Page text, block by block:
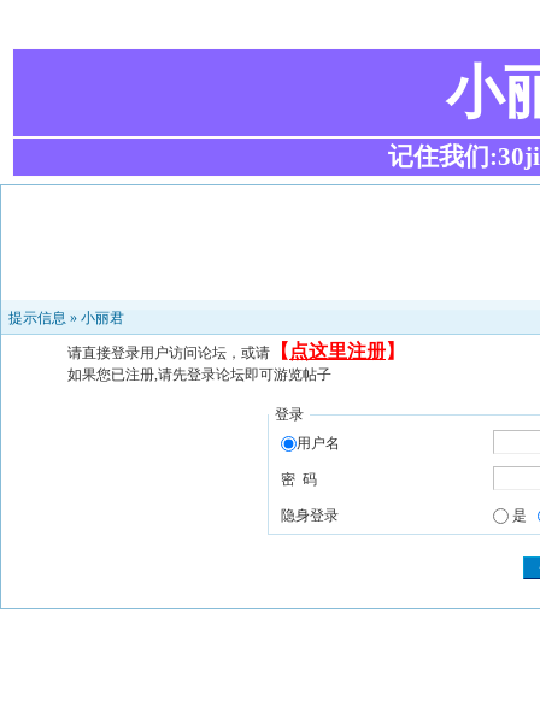
小
记住我们
提示信息 » 小丽君
请直接登录用户访问论坛，或请 【 点这里注册】
如果您已注册,请先登录论坛即可游览帖子
登录
用户名
密 码
隐身登录 是